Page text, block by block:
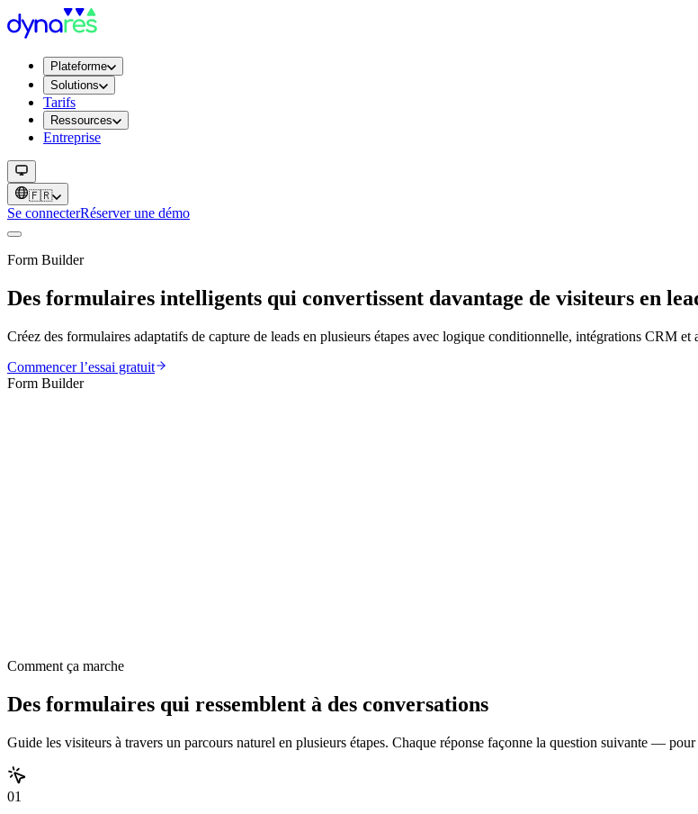
Plateforme
Solutions
Tarifs
Ressources
Entreprise
🇫🇷
Se connecterRéserver une démo
Form Builder
Des formulaires intelligents qui convertissent davantage de visiteurs en
Créez des formulaires adaptatifs de capture de leads en plusieurs étapes avec logique conditionnelle, intégrations CRM
Commencer l’essai gratuit
Form Builder
Comment ça marche
Des formulaires qui ressemblent à des conversations
Guide les visiteurs à travers un parcours naturel en plusieurs étapes. Chaque réponse façonne la question suivante —
01